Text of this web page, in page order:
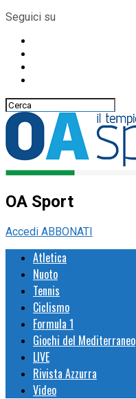
Seguici su
OA Sport
Accedi ABBONATI
Atletica
Nuoto
Tennis
Ciclismo
Formula 1
Giochi del Mediterraneo
LIVE
Rivista Azzurra
Video